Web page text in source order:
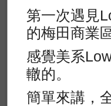
第一次遇見
的梅田商業區
感覺美系
轍的。
簡單來講，